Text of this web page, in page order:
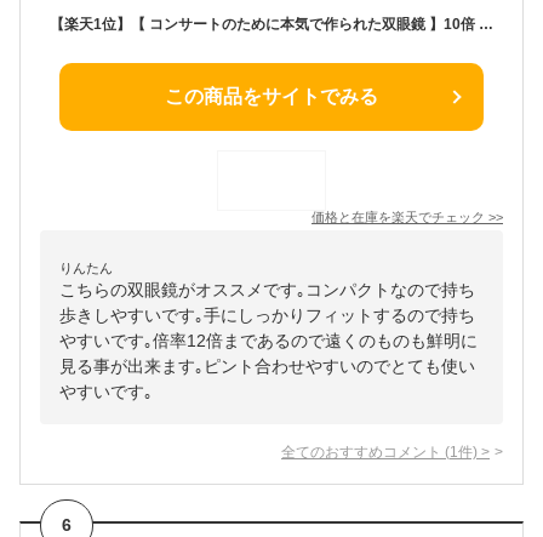
【楽天1位】【 コンサートのために本気で作られた双眼鏡 】10倍 12倍 めがね対応 コンサート用 ライブ コンパクト スポーツ 観戦 東京 ドーム 高倍率 あす楽 子供 コンサート 専用 双眼鏡
この商品をサイトでみる
価格と在庫を楽天でチェック >>
りんたん
こちらの双眼鏡がオススメです｡コンパクトなので持ち
歩きしやすいです｡手にしっかりフィットするので持ち
やすいです｡倍率12倍まであるので遠くのものも鮮明に
見る事が出来ます｡ピント合わせやすいのでとても使い
やすいです｡
全てのおすすめコメント (1 件) >
6